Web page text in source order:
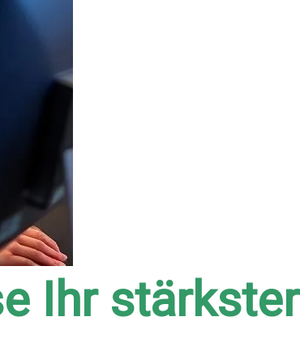
Ihr stärkster